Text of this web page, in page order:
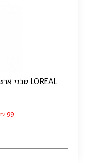
LOREAL טכני ארט | מוס ווליום לנפח בשיער | 250 מ"ל
₪ 99